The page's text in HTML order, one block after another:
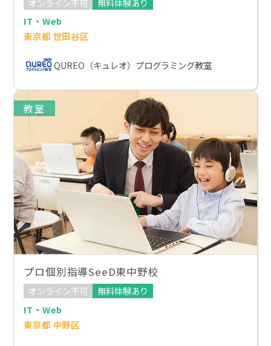
IT・Web
東京都 世田谷区
QUREO（キュレオ）プログラミング教室
教室
プロ個別指導SeeD東中野校
オンライン不可
無料体験あり
IT・Web
東京都 中野区